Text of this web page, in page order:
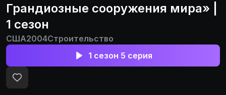
Грандиозные сооружения мира» |
1 сезон
США2004Строительство
1 сезон 5 серия